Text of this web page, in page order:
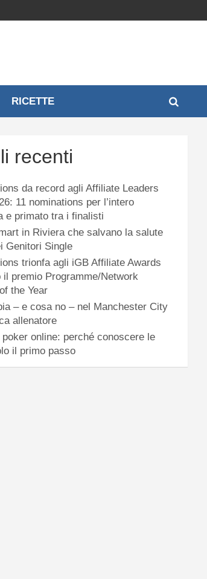
RICETTE
recenti
da record agli Affiliate Leaders
11 nominations per l’intero
e primato tra i finalisti
in Riviera che salvano la salute
Genitori Single
trionfa agli iGB Affiliate Awards
il premio Programme/Network
the Year
– e cosa no – nel Manchester City
allenatore
online: perché conoscere le
il primo passo